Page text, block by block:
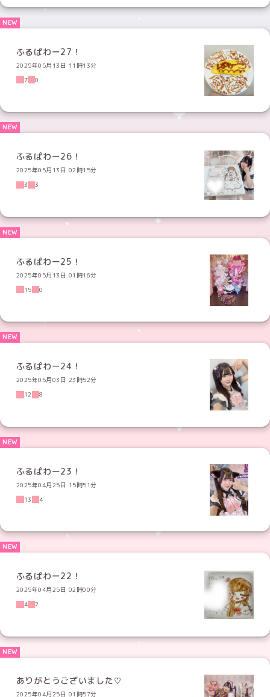
ふるぱわー27！
2025年05月13日 11時13分
7
0
ふるぱわー26！
2025年05月13日 02時15分
3
3
ふるぱわー25！
2025年05月13日 01時16分
15
0
ふるぱわー24！
2025年05月03日 23時52分
12
8
ふるぱわー23！
2025年04月25日 15時51分
13
4
ふるぱわー22！
2025年04月25日 02時00分
4
2
ありがとうございました♡
2025年04月25日 01時57分